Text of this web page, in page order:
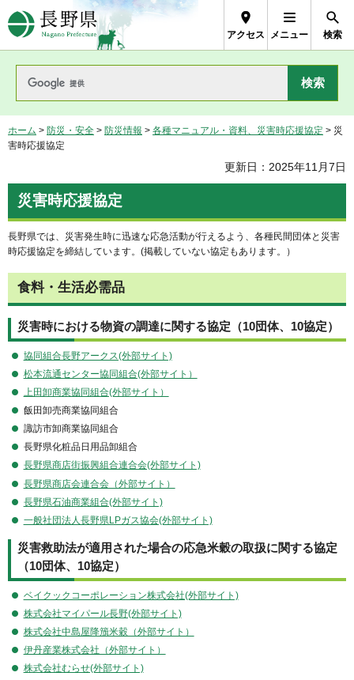
長野県Nagano Prefecture
アクセス メニュー 検索
ホーム > 防災・安全 > 防災情報 > 各種マニュアル・資料、災害時応援協定 > 災
害時応援協定
更新日：2025年11月7日
災害時応援協定
長野県では、災害発生時に迅速な応急活動が行えるよう、各種民間団体と災害
時応援協定を締結しています。(掲載していない協定もあります。）
食料・生活必需品
災害時における物資の調達に関する協定（10団体、10協定）
協同組合長野アークス(外部サイト)
松本流通センター協同組合(外部サイト）
上田卸商業協同組合(外部サイト）
飯田卸売商業協同組合
諏訪市卸商業協同組合
長野県化粧品日用品卸組合
長野県商店街振興組合連合会(外部サイト)
長野県商店会連合会（外部サイト）
長野県石油商業組合(外部サイト)
一般社団法人長野県LPガス協会(外部サイト)
災害救助法が適用された場合の応急米穀の取扱に関する協定
（10団体、10協定）
ベイクックコーポレーション株式会社(外部サイト)
株式会社マイパール長野(外部サイト)
株式会社中島屋降籏米穀（外部サイト）
伊丹産業株式会社（外部サイト）
株式会社むらせ(外部サイト)